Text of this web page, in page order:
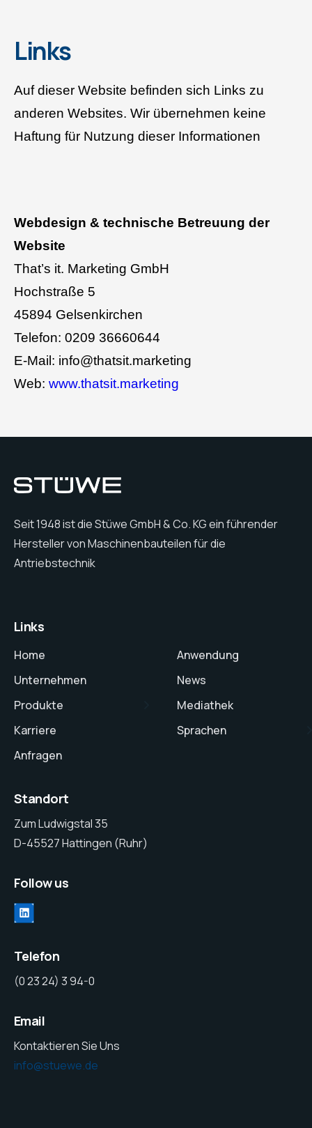
Links
Auf dieser Website befinden sich Links zu
anderen Websites. Wir übernehmen keine
Haftung für Nutzung dieser Informationen
Webdesign & technische Betreuung der
Website
That’s it. Marketing GmbH
Hochstraße 5
45894 Gelsenkirchen
Telefon: 0209 36660644
E-Mail: info@thatsit.marketing
Web: www.thatsit.marketing
Seit 1948 ist die Stüwe GmbH & Co. KG ein führender
Hersteller von Maschinenbauteilen für die
Antriebstechnik
Links
Home
Unternehmen
Produkte
Karriere
Anfragen
Anwendung
News
Mediathek
Sprachen
Standort
Zum Ludwigstal 35
D-45527 Hattingen (Ruhr)
Follow us
Telefon
(0 23 24) 3 94-0
Email
Kontaktieren Sie Uns
info@stuewe.de